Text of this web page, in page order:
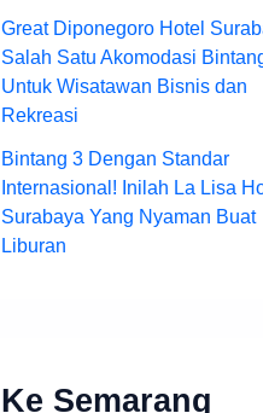
Great Diponegoro Hotel
Salah Satu Akomodasi
Untuk Wisatawan Bisnis dan
Rekreasi
Bintang 3 Dengan Standar
Internasional! Inilah La Lisa
Surabaya Yang Nyaman Buat
Liburan
Ke Semarang